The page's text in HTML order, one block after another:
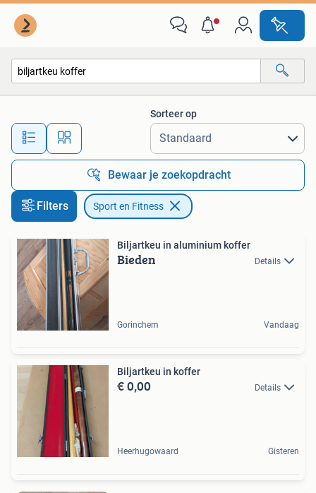
Alle afstanden…
Sorteer op
Bewaar je zoekopdracht
Filters Sport en Fitness
Biljartkeu in aluminium koffer
Bieden Details
Gorinchem Vandaag
Biljartkeu in koffer
€ 0,00 Details
Heerhugowaard Gisteren